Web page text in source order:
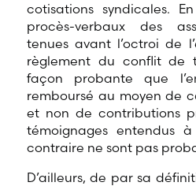
cotisations syndicales.
procès-verbaux des
tenues avant l’octroi de
règlement du conflit de
façon probante que
remboursé au moyen de
et non de contributions
témoignages entendus
contraire ne sont pas
D’ailleurs, de par sa